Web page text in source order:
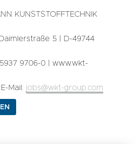
KUNSTSTOFFTECHNIK
5 | D-49744
9706-0 | www.wkt-
Mail: jobs@wkt-group.com